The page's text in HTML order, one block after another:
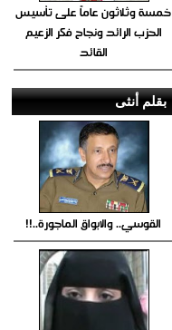
خمسة وثلاثون عاماً على تأسيس
الحزب الرائد ونجاح فكر الزعيم
القائد
بقلم أنثى
القوسي.. والابواق الماجورة..!!